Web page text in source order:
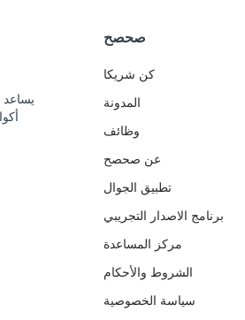
صحصح
كن شريكا
المدونة
وظائف
عن صحصح
تطبيق الجوال
برنامج الاصدار التجريبي
مركز المساعدة
الشروط والأحكام
سياسة الخصوصية